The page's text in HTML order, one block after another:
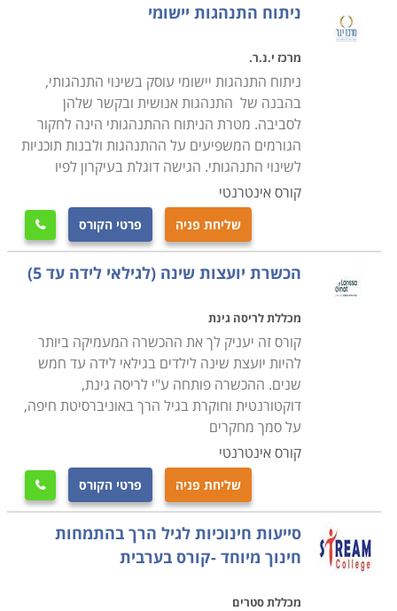
הרך.
המתעניינים בלימודי חינוך והוראה, יוכלו למצוא חוגים לתואר
או קורסים נפרדים בסוגיות חינוכיות שונות, במכללות ייעודיות
ברחבי הארץ ובמחלקות הרלוונטיות באוניברסיטאות
בירושלים, תל אביב, חיפה, באר שבע ועוד.
ניתוח התנהגות יישומי
מרכז י.נ.ר.
ניתוח התנהגות יישומי עוסק בשינוי התנהגותי,
בהבנה של התנהגות אנושית ובקשר שלהן
לסביבה. מטרת הניתוח ההתנהגותי הינה לחקור
הגורמים המשפיעים על ההתנהגות ולבנות תוכניות
לשינוי התנהגותי. הגישה דוגלת בעיקרון לפיו
קורס אינטרנטי
שליחת פניה פרטי הקורס 
הכשרת יועצות שינה (לגילאי לידה עד 5)
מכללת לריסה גינת
קורס זה יעניק לך את ההכשרה המעמיקה ביותר
להיות יועצת שינה לילדים בגילאי לידה עד חמש
שנים. ההכשרה פותחה ע"י לריסה גינת,
דוקטורנטית וחוקרת בגיל הרך באוניברסיטת חיפה,
על סמך מחקרים
קורס אינטרנטי
שליחת פניה פרטי הקורס 
סייעות חינוכיות לגיל הרך בהתמחות
חינוך מיוחד -קורס בערבית
מכללת סטרים